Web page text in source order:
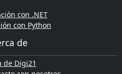
con .NET
con Python
de
de Digi21